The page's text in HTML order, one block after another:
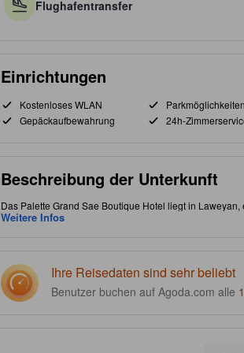
Flughafentransfer
Einrichtungen
Kostenloses WLAN Parkmöglichkeiten
Gepäckaufbewahrung
24h-
Beschreibung der Unterkunft
Das Palette Grand Sae Boutique Hotel liegt in
der Nähe des Keraton bekannt ist. Ideal für zwei
sind möglich.]
Weitere Infos
Ihre Reisedaten sind sehr beliebt
Benutzer buchen auf Agoda.com alle 1